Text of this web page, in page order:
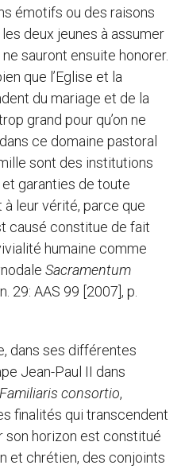
émotifs ou des raisons
deux jeunes à assumer
sauront ensuite honorer.
que l’Eglise et la
du mariage et de la
grand pour qu’on ne
ce domaine pastoral
sont des institutions
garanties de toute
leur vérité, parce que
causé constitue de fait
humaine comme
Sacramentum
29: AAS 99 [2007], p.
dans ses différentes
Jean-Paul II dans
Familiaris consortio,
finalités qui transcendent
son horizon est constitué
et chrétien, des conjoints